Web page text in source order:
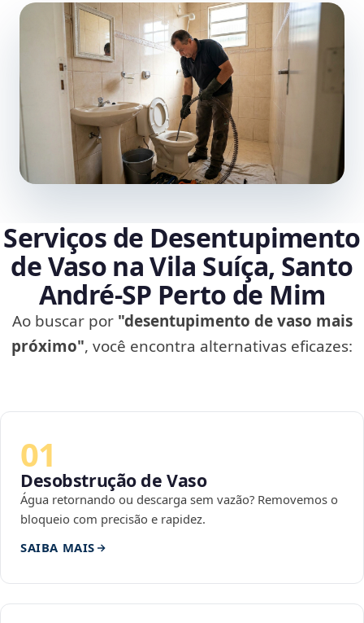
Serviços de Desentupimento
de Vaso na Vila Suíça, Santo
André‑SP Perto de Mim
Ao buscar por "desentupimento de vaso mais
próximo", você encontra alternativas eficazes:
01
Desobstrução de Vaso
Água retornando ou descarga sem vazão? Removemos o
bloqueio com precisão e rapidez.
SAIBA MAIS